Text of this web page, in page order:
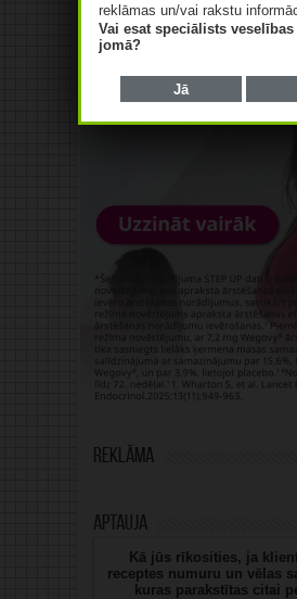
Reklāma
Aptauja
Kā jūs rīkosities, ja
receptes numuru un vēlas
kuras parakstītas citai
reklāmas un/vai rakstu
Vai esat speciālists
jomā?
Jā